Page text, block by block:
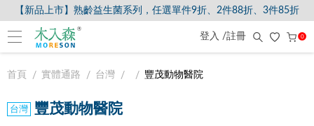
【新品上市】熟齡益生菌系列，任選單件9折、2件88折、3件85折
登入 /註冊 0
首頁 實體通路 台灣 豐茂動物醫院
豐茂動物醫院